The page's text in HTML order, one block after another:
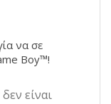
να σε
Boy™!
είναι